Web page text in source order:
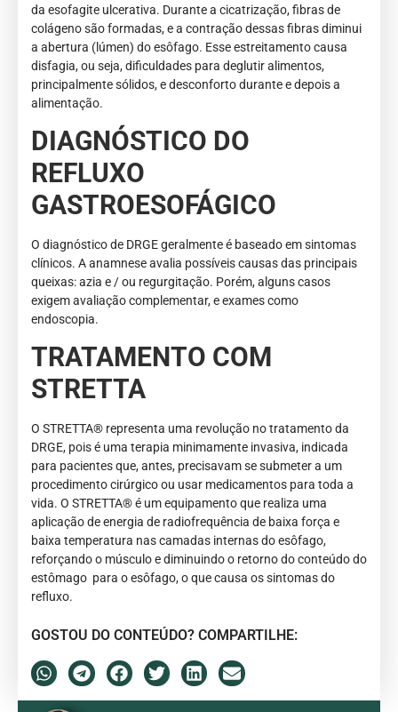
da esofagite ulcerativa. Durante a cicatrização, fibras de
colágeno são formadas, e a contração dessas fibras diminui
a abertura (lúmen) do esôfago. Esse estreitamento causa
disfagia, ou seja, dificuldades para deglutir alimentos,
principalmente sólidos, e desconforto durante e depois a
alimentação.
DIAGNÓSTICO DO
REFLUXO
GASTROESOFÁGICO
O diagnóstico de DRGE geralmente é baseado em sintomas
clínicos. A anamnese avalia possíveis causas das principais
queixas: azia e / ou regurgitação. Porém, alguns casos
exigem avaliação complementar, e exames como
endoscopia.
TRATAMENTO COM
STRETTA
O STRETTA® representa uma revolução no tratamento da
DRGE, pois é uma terapia minimamente invasiva, indicada
para pacientes que, antes, precisavam se submeter a um
procedimento cirúrgico ou usar medicamentos para toda a
vida. O STRETTA® é um equipamento que realiza uma
aplicação de energia de radiofrequência de baixa força e
baixa temperatura nas camadas internas do esôfago,
reforçando o músculo e diminuindo o retorno do conteúdo do
estômago para o esôfago, o que causa os sintomas do
refluxo.
GOSTOU DO CONTEÚDO? COMPARTILHE: